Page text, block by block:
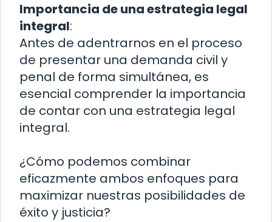
Importancia de una estrategia legal
integral:
Antes de adentrarnos en el proceso
de presentar una demanda civil y
penal de forma simultánea, es
esencial comprender la importancia
de contar con una estrategia legal
integral.
¿Cómo podemos combinar
eficazmente ambos enfoques para
maximizar nuestras posibilidades de
éxito y justicia?